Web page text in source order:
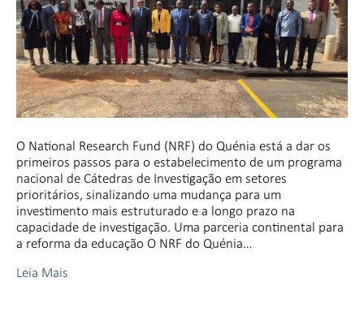
O National Research Fund (NRF) do Quénia está a dar os
primeiros passos para o estabelecimento de um programa
nacional de Cátedras de Investigação em setores
prioritários, sinalizando uma mudança para um
investimento mais estruturado e a longo prazo na
capacidade de investigação. Uma parceria continental para
a reforma da educação O NRF do Quénia…
Leia Mais